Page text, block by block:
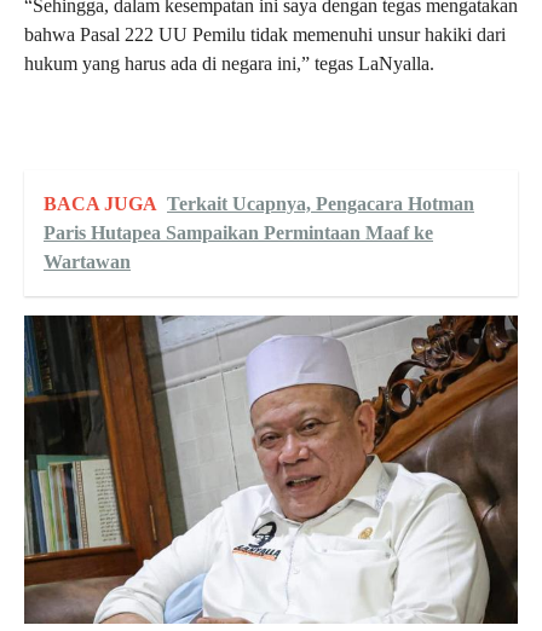
“Sehingga, dalam kesempatan ini saya dengan tegas mengatakan
bahwa Pasal 222 UU Pemilu tidak memenuhi unsur hakiki dari
hukum yang harus ada di negara ini,” tegas LaNyalla.
BACA JUGA Terkait Ucapnya, Pengacara Hotman
Paris Hutapea Sampaikan Permintaan Maaf ke
Wartawan